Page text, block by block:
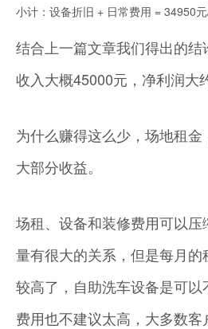
小计：设备折旧 + 日常费用 = 34950
结合上一篇文章我们得出的
收入大概45000元，净利润大
为什么赚得这么少，场地租
大部分收益。
场租、设备和装修费用可以
量有很大的关系，但是每月
较高了，自助洗车设备是可
费用也不建议太高，大多数